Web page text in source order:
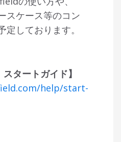
スケース等のコン
定しております。
スタートガイド】
help/start-